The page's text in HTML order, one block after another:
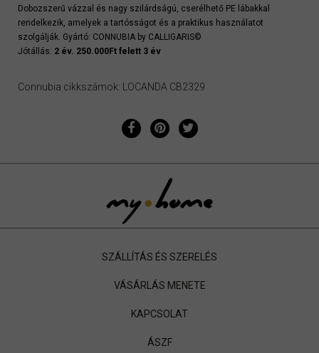
Dobozszerű vázzal és nagy szilárdságú, cserélhető PE lábakkal
rendelkezik, amelyek a tartósságot és a praktikus használatot
szolgálják. Gyártó: CONNUBIA by CALLIGARIS©
Jótállás: 2 év. 250.000Ft felett 3 év
Connubia cikkszámok: LOCANDA CB2329
SZÁLLÍTÁS ÉS SZERELÉS
VÁSÁRLÁS MENETE
KAPCSOLAT
ÁSZF